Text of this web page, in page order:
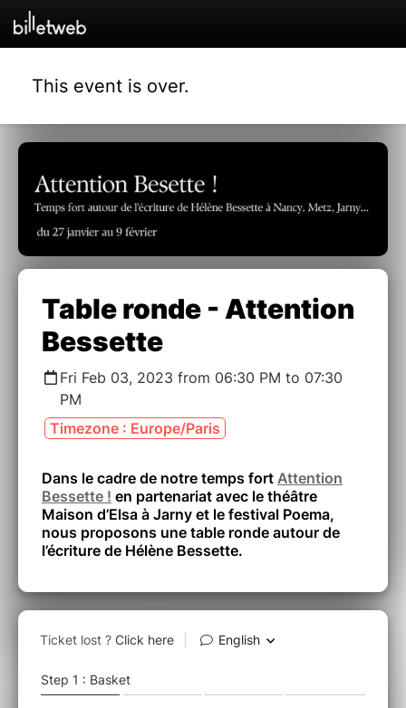
This event is over.
Table ronde - Attention
Bessette
Fri Feb 03, 2023 from 06:30 PM to 07:30
PM
Timezone : Europe/Paris
Dans le cadre de notre temps fort Attention
Bessette ! en partenariat avec le théâtre
Maison d’Elsa à Jarny et le festival Poema,
nous proposons une table ronde autour de
l’écriture de Hélène Bessette.